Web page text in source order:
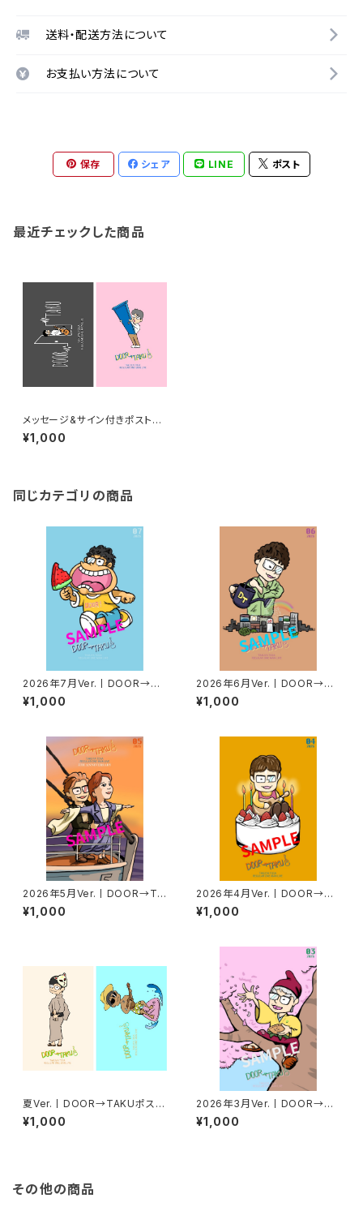
送料・配送方法について
お支払い方法について
保存 シェア LINE ポスト
最近チェックした商品
メッセージ&サイン付きポストカ
ード【2枚セット】
¥1,000
同じカテゴリの商品
2026年7月Ver.丨DOOR→TA
KUポストカード
¥1,000
2026年6月Ver.丨DOOR→TA
KUポストカード
¥1,000
2026年5月Ver.丨DOOR→TA
KUポストカード
¥1,000
2026年4月Ver.丨DOOR→TA
KUポストカード
¥1,000
夏Ver.丨DOOR→TAKUポスト
カード【2枚セット】
¥1,000
2026年3月Ver.丨DOOR→TA
KUポストカード
¥1,000
その他の商品